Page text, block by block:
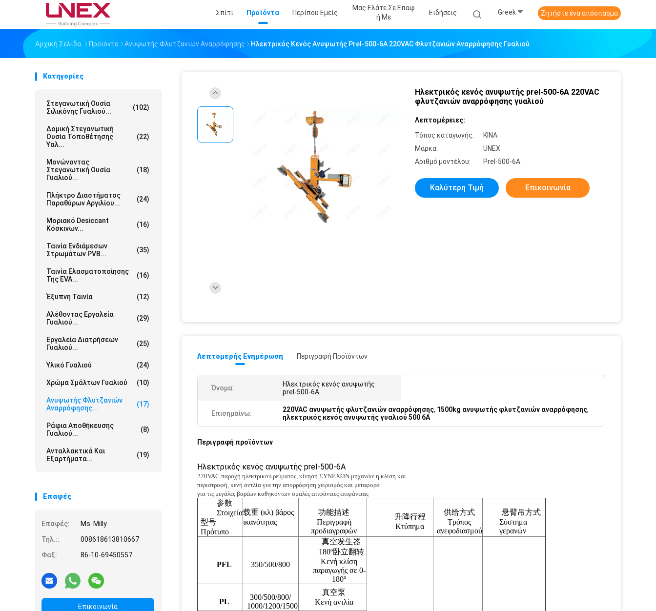
Σπίτι Προϊόντα Περίπου Εμείς
Μας Ελάτε Σε Επαφ
Ή Με
Ειδήσεις Greek Ζητήστε ένα απόσπασμα
Αρχική Σελίδα Προϊόντα Ανυψωτής Φλυτζανιών Αναρρόφησης Ηλεκτρικός Κενός Ανυψωτής Prel-500-6A 220VAC Φλυτζανιών Αναρρόφησης Γυαλιού
Κατηγορίες
Στεγανωτική Ουσία
Σιλικόνης Γυαλιού...
(102)
Δομική Στεγανωτική
Ουσία Τοποθέτησης
Υαλ...
(22)
Μονώνοντας
Στεγανωτική Ουσία
Γυαλιού...
(18)
Πλήκτρο Διαστήματος
Παραθύρων Αργιλίου...
(24)
Μοριακό Desiccant
Κόσκινων...
(16)
Ταινία Ενδιάμεσων
Στρωμάτων PVB...
(35)
Ταινία Ελασματοποίησης
Της EVA...
(16)
Έξυπνη Ταινία (12)
Αλέθοντας Εργαλεία
Γυαλιού...
(29)
Εργαλεία Διατρήσεων
Γυαλιού...
(25)
Υλικό Γυαλιού (24)
Χρώμα Σμάλτων Γυαλιού (10)
Ανυψωτής Φλυτζανιών
Αναρρόφησης...
(17)
Ράφια Αποθήκευσης
Γυαλιού...
(8)
Ανταλλακτικά Και
Εξαρτήματα...
(19)
Επαφές
Επαφές:
Ms. Milly
Τηλ.::
008618613810667
Φαξ:
86-10-69450557
Επικοινωνία
Ηλεκτρικός κενός ανυψωτής prel-500-6A 220VAC
φλυτζανιών αναρρόφησης γυαλιού
Λεπτομέρειες:
Τόπος καταγωγής:
ΚΙΝΑ
Μάρκα:
UNEX
Αριθμό μοντέλου:
Prel-500-6A
Καλύτερη Τιμή Επικοινωνία
Λεπτομερής Ενημέρωση Περιγραφή Προϊόντων
Όνομα:
Ηλεκτρικός κενός ανυψωτής
prel-500-6A
Επισημαίνω: 220VAC ανυψωτής φλυτζανιών αναρρόφησης, 1500kg ανυψωτής φλυτζανιών αναρρόφησης,
ηλεκτρικός κενός ανυψωτής γυαλιού 500 6A
Περιγραφή προϊόντων
Ηλεκτρικός κενός ανυψωτής prel-500-6A
220VAC παροχή ηλεκτρικού ρεύματος, κίνηση ΣΥΝΕΧΩΝ μηχανών η κλίση και
περιστροφή, κενή αντλία για την απορρόφηση χειρισμός και μεταφορά
για τις μεγάλες βαρέων καθηκόντων ομαλές επιφάνειες επιφάνειας
参数
Στοιχεία
型号
Πρότυπο
载重 (κλ) βάρος
ικανότητας
功能描述
Περιγραφή
προδιαγραφών
升降行程
Κτύπημα
供给方式
Τρόπος
ανεφοδιασμού
悬臂吊方式
Σύστημα
γερανών
PFL 350/500/800
真空发生器
180º卧立翻转
Κενή κλίση
παραγωγής σε 0-
180º
PL
300/500/800/
1000/1200/1500
真空泵
Κενή αντλία